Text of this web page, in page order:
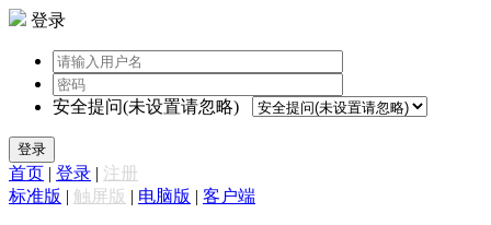
登录
安全提问(未设置请忽略)
登录
首页 | 登录 | 注册
标准版 | 触屏版 | 电脑版 | 客户端